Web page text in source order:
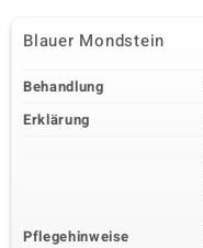
Blauer Mondstein
Behandlung
Erklärung
Pflegehinweise